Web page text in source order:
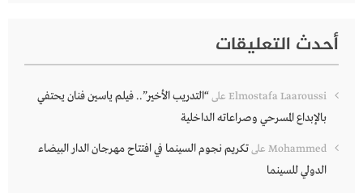
أحدث التعليقات
Elmostafa Laaroussi على“التدريب الأخير”.. فيلم ياسين فنان يحتفي
بالإبداع المسرحي وصراعاته الداخلية
Mohammed علىتكريم نجوم السينما في افتتاح مهرجان الدار البيضاء
الدولي للسينما